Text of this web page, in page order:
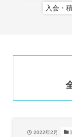
入会・
2022年2月